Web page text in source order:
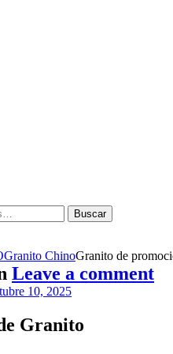
Buscar
Granito ChinoGranito de
Leave a comment
10, 2025
Granito